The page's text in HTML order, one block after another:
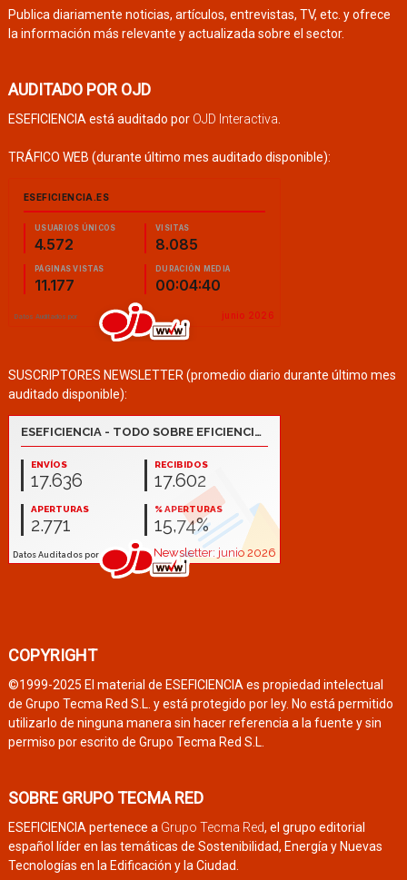
Publica diariamente noticias, artículos, entrevistas, TV, etc. y ofrece
la información más relevante y actualizada sobre el sector.
AUDITADO POR OJD
ESEFICIENCIA está auditado por OJD Interactiva
TRÁFICO WEB (durante último mes auditado disponible):
SUSCRIPTORES NEWSLETTER (promedio diario durante último mes
auditado disponible):
COPYRIGHT
©1999-2025 El material de ESEFICIENCIA es propiedad intelectual
de Grupo Tecma Red S.L. y está protegido por ley. No está permitido
utilizarlo de ninguna manera sin hacer referencia a la fuente y sin
permiso por escrito de Grupo Tecma Red S.L.
SOBRE GRUPO TECMA RED
ESEFICIENCIA pertenece a Grupo Tecma Red, el grupo editorial
español líder en las temáticas de Sostenibilidad, Energía y Nuevas
Tecnologías en la Edificación y la Ciudad.